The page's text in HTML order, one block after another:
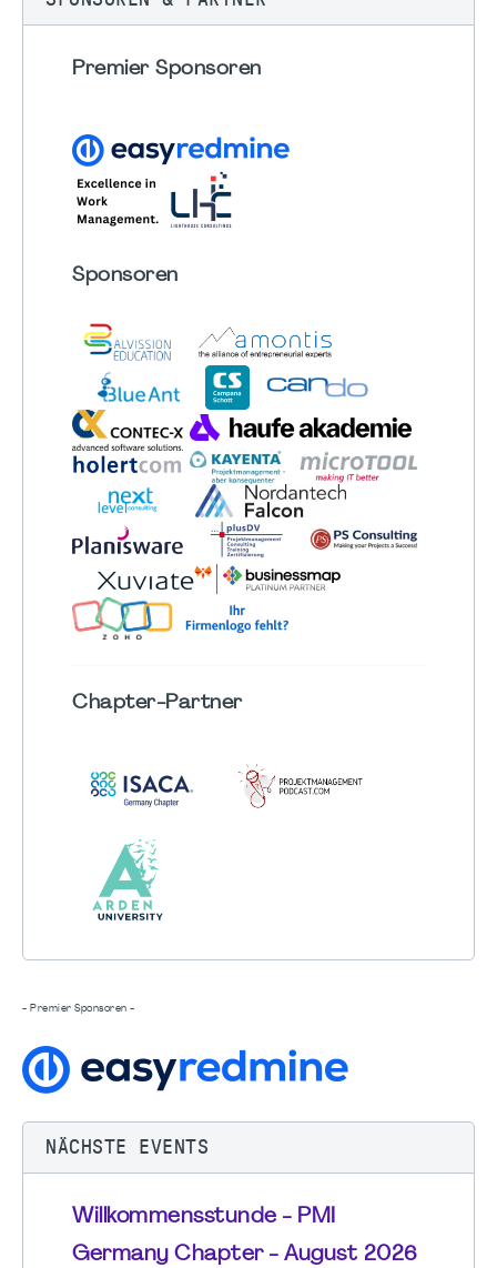
Premier Sponsoren
Sponsoren
Chapter-Partner
- Premier Sponsoren -
NÄCHSTE EVENTS
Willkommensstunde - PMI
Germany Chapter - August 2026